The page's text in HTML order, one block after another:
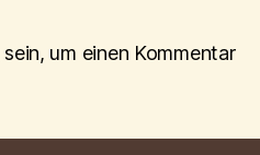
sein, um einen Kommentar